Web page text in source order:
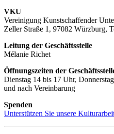
VKU
Vereinigung Kunstschaffender
Zeller Straße 1, 97082 Würzburg,
Leitung der Geschäftsstelle
Mélanie Richet
Öffnungszeiten der
Dienstag 14 bis 17 Uhr,
und nach Vereinbarung
Spenden
Unterstützen Sie unsere